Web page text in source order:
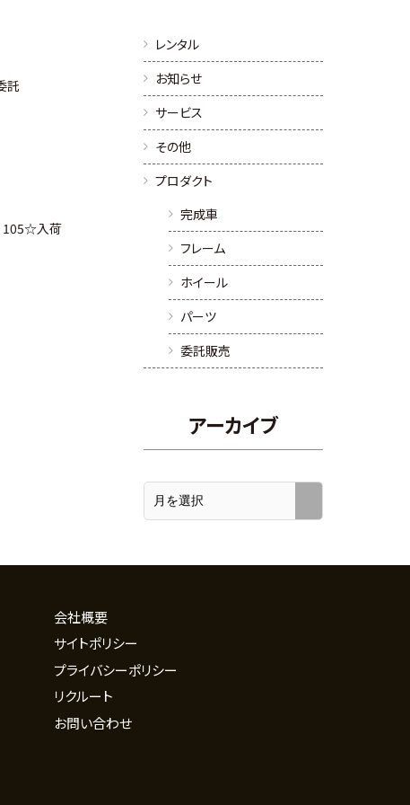
託
105☆入荷
レンタル
お知らせ
サービス
その他
プロダクト
完成車
フレーム
ホイール
パーツ
委託販売
アーカイブ
会社概要
サイトポリシー
プライバシーポリシー
リクルート
お問い合わせ